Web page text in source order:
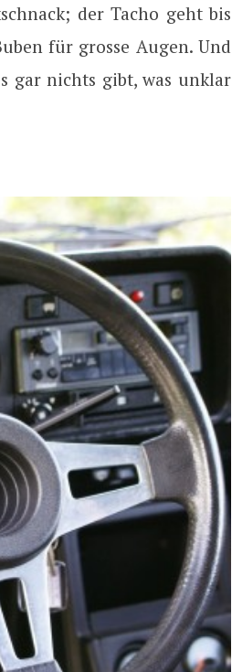
der Tacho geht bis
für grosse Augen. Und
gar nichts gibt, was unklar